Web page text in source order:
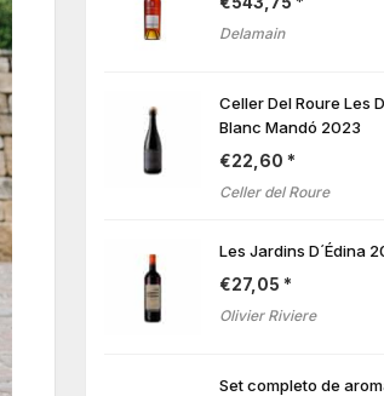
Delamain
Celler Del Roure Les
Blanc Mandó 2023
€22,60
Celler del Roure
Les Jardins D´Édina
€27,05
Olivier Riviere
Set completo de